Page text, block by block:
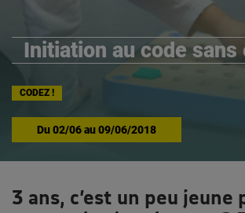
Initiation au code sans
CODEZ !
Du02/06au09/06/2018
3 ans, c’est un peu jeune